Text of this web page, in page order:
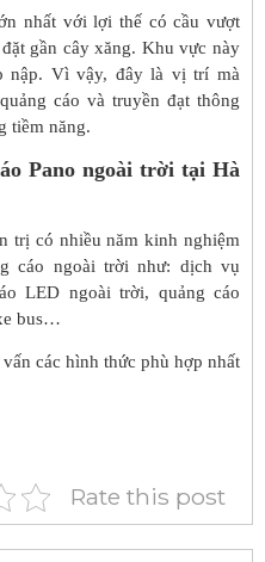
nhất với lợi thế có cầu vượt
gần cây xăng. Khu vực này
nập. Vì vậy, đây là vị trí mà
cáo và truyền đạt thông
tiềm năng.
Pano ngoài trời tại Hà
trị có nhiều năm kinh nghiệm
cáo ngoài trời như: dịch vụ
LED ngoài trời, quảng cáo
bus…
các hình thức phù hợp nhất
Rate this post